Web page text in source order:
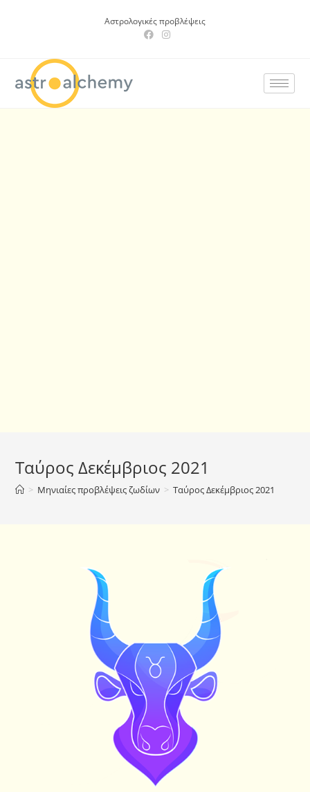
Αστρολογικές προβλέψεις
Ταύρος Δεκέμβριος 2021
> Μηνιαίες προβλέψεις ζωδίων > Ταύρος Δεκέμβριος 2021